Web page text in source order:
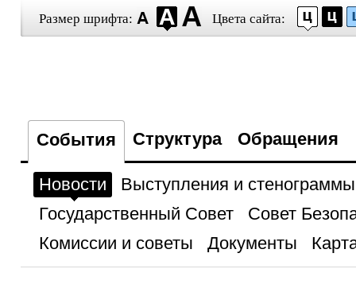
Размер шрифта: Цвета сайта:
События Структура Обращения
Новости
Выступления и стенограммы
Государственный Совет
Совет
Комиссии и советы
Документы